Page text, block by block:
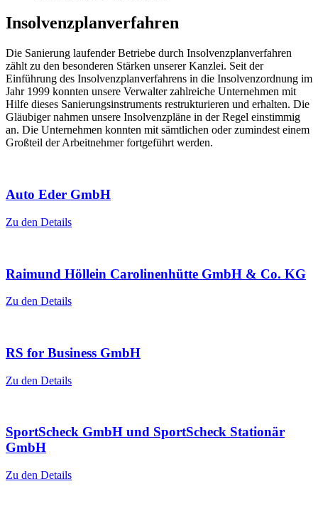
Insolvenzplanverfahren
Die Sanierung laufender Betriebe durch Insolvenzplanverfahren
zählt zu den besonderen Stärken unserer Kanzlei. Seit der
Einführung des Insolvenzplanverfahrens in die Insolvenzordnung im
Jahr 1999 konnten unsere Verwalter zahlreiche Unternehmen mit
Hilfe dieses Sanierungsinstruments restrukturieren und erhalten. Die
Gläubiger nahmen unsere Insolvenzpläne in der Regel einstimmig
an. Die Unternehmen konnten mit sämtlichen oder zumindest einem
Großteil der Arbeitnehmer fortgeführt werden.
Auto Eder GmbH
Zu den Details
Raimund Höllein Carolinenhütte GmbH & Co. KG
Zu den Details
RS for Business GmbH
Zu den Details
SportScheck GmbH und SportScheck Stationär
GmbH
Zu den Details